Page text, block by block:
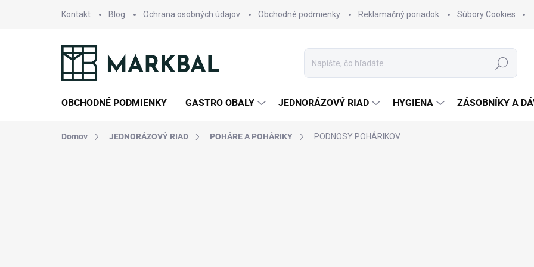
Kontakt Blog Ochrana osobných údajov Obchodné podmienky Reklamačný poriadok Súbory Cookies
Hľadať
OBCHODNÉ PODMIENKY GASTRO OBALY JEDNORÁZOVÝ RIAD HYGIENA ZÁSOBNÍKY A
Domov JEDNORÁZOVÝ RIAD POHÁRE A POHÁRIKY PODNOSY POHÁRIKOV